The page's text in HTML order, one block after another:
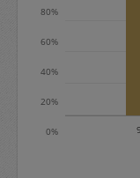
※キャン
0%
20%
40%
60%
80%